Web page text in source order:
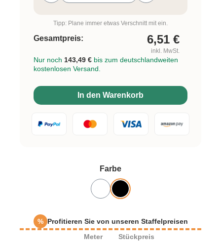
Farbeauswählen
% Profitieren Sie von unseren Staffelpreisen
Meter
Stückpreis
Tipp: Plane immer etwas Verschnitt mit ein.
Gesamtpreis: 6,51 €
inkl. MwSt.
Nur noch 143,49 € bis zum deutschlandweiten
kostenlosen Versand.
In den Warenkorb